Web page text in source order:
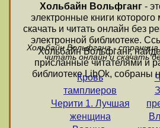
Хольбайн Вольфганг-
электронные книги
скачать и читать онлайн без
электронной библиотеке.
Хольбайн Вольфганг,
присланные читателями и
библиотеке LibOk, собраны
Хольбайн Вольфганг -
читать онлайн и скачать
Кровь
тамплиеров
Черити 1. Лучшая
женщина